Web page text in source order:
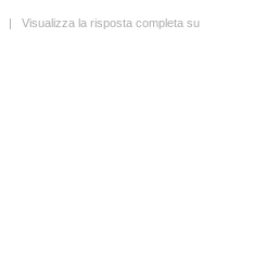
| Visualizza la risposta completa su